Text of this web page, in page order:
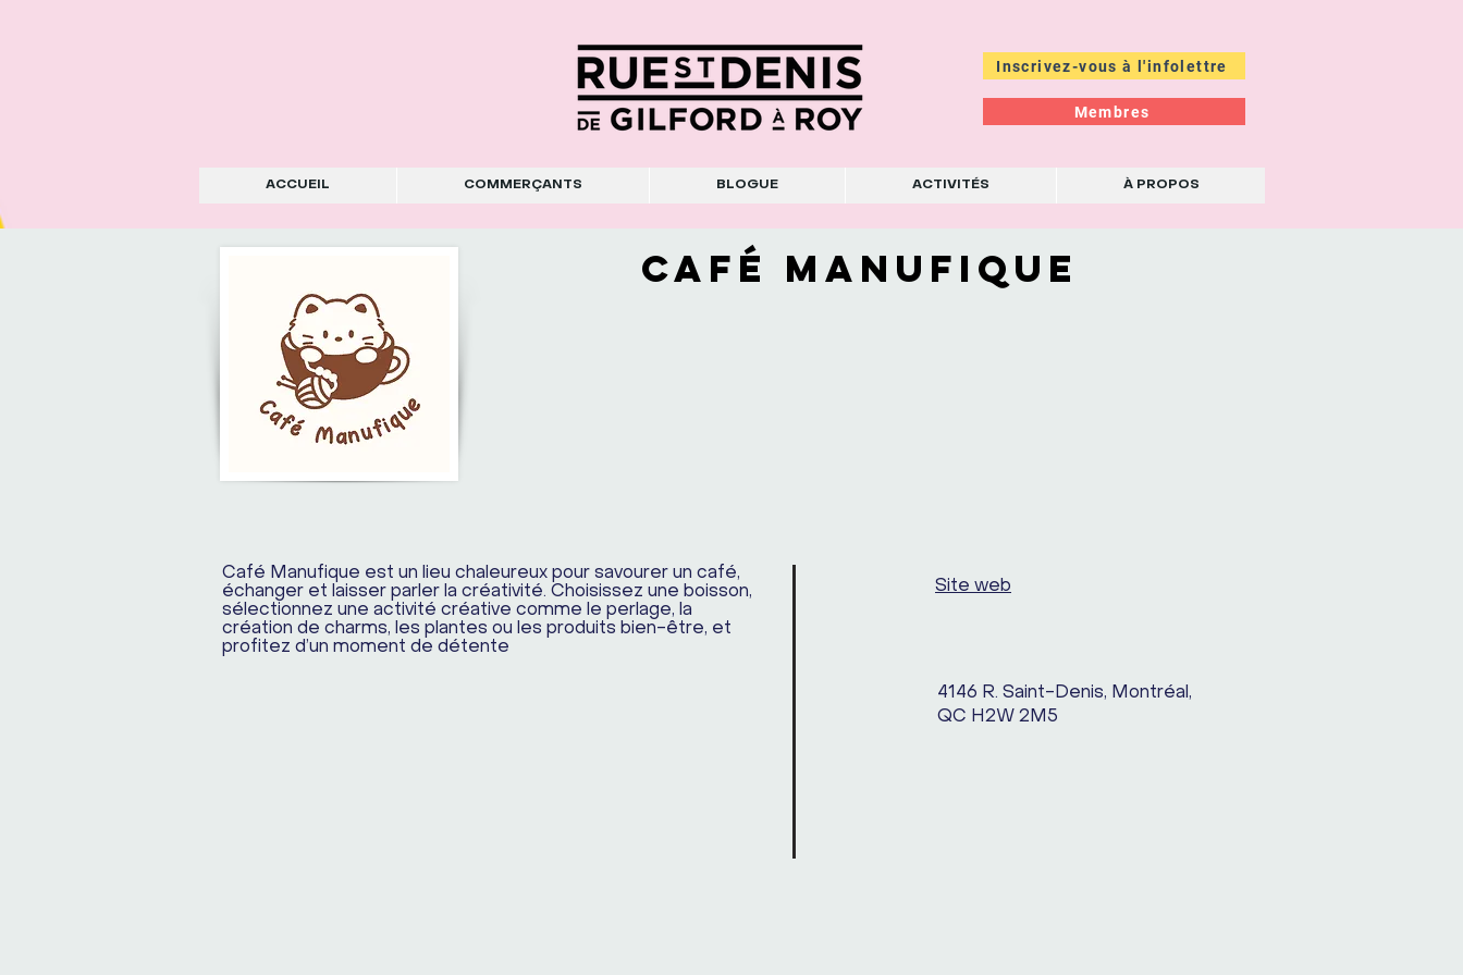
Inscrivez-vous à l'infolettre
Membres
ACCUEIL COMMERÇANTS BLOGUE ACTIVITÉS À PROPOS
CAFÉ MANUFIQUE
Café Manufique est un lieu chaleureux pour savourer un café,
échanger et laisser parler la créativité. Choisissez une boisson,
sélectionnez une activité créative comme le perlage, la
création de charms, les plantes ou les produits bien-être, et
profitez d’un moment de détente
Site web
4146 R. Saint-Denis, Montréal,
QC H2W 2M5